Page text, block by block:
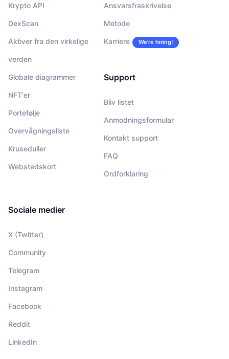
Krypto API
DexScan
Aktiver fra den virkelige
verden
Globale diagrammer
NFT'er
Portefølje
Overvågningsliste
Kruseduller
Webstedskort
Ansvarsfraskrivelse
Metode
Karriere We’re hiring!
Support
Bliv listet
Anmodningsformular
Kontakt support
FAQ
Ordforklaring
Sociale medier
X (Twitter)
Community
Telegram
Instagram
Facebook
Reddit
LinkedIn